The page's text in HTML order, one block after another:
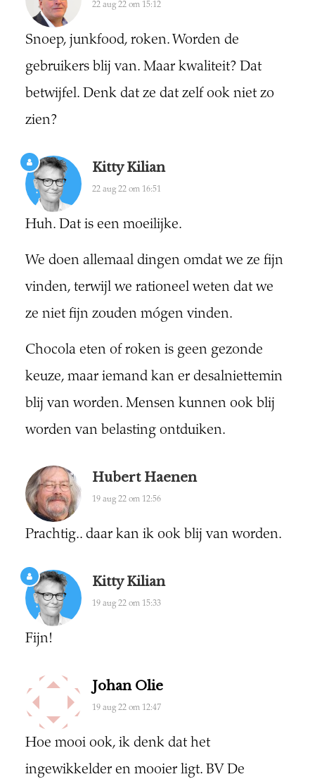
22 aug 22 om 15:12
Snoep, junkfood, roken. Worden de
gebruikers blij van. Maar kwaliteit? Dat
betwijfel. Denk dat ze dat zelf ook niet zo
zien?
Kitty Kilian
22 aug 22 om 16:51
Huh. Dat is een moeilijke.
We doen allemaal dingen omdat we ze fijn
vinden, terwijl we rationeel weten dat we
ze niet fijn zouden mógen vinden.
Chocola eten of roken is geen gezonde
keuze, maar iemand kan er desalniettemin
blij van worden. Mensen kunnen ook blij
worden van belasting ontduiken.
Hubert Haenen
19 aug 22 om 12:56
Prachtig.. daar kan ik ook blij van worden.
Kitty Kilian
19 aug 22 om 15:33
Fijn!
Johan Olie
19 aug 22 om 12:47
Hoe mooi ook, ik denk dat het
ingewikkelder en mooier ligt. BV De